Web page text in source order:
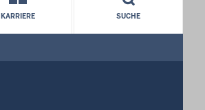
KARRIERE SUCHE